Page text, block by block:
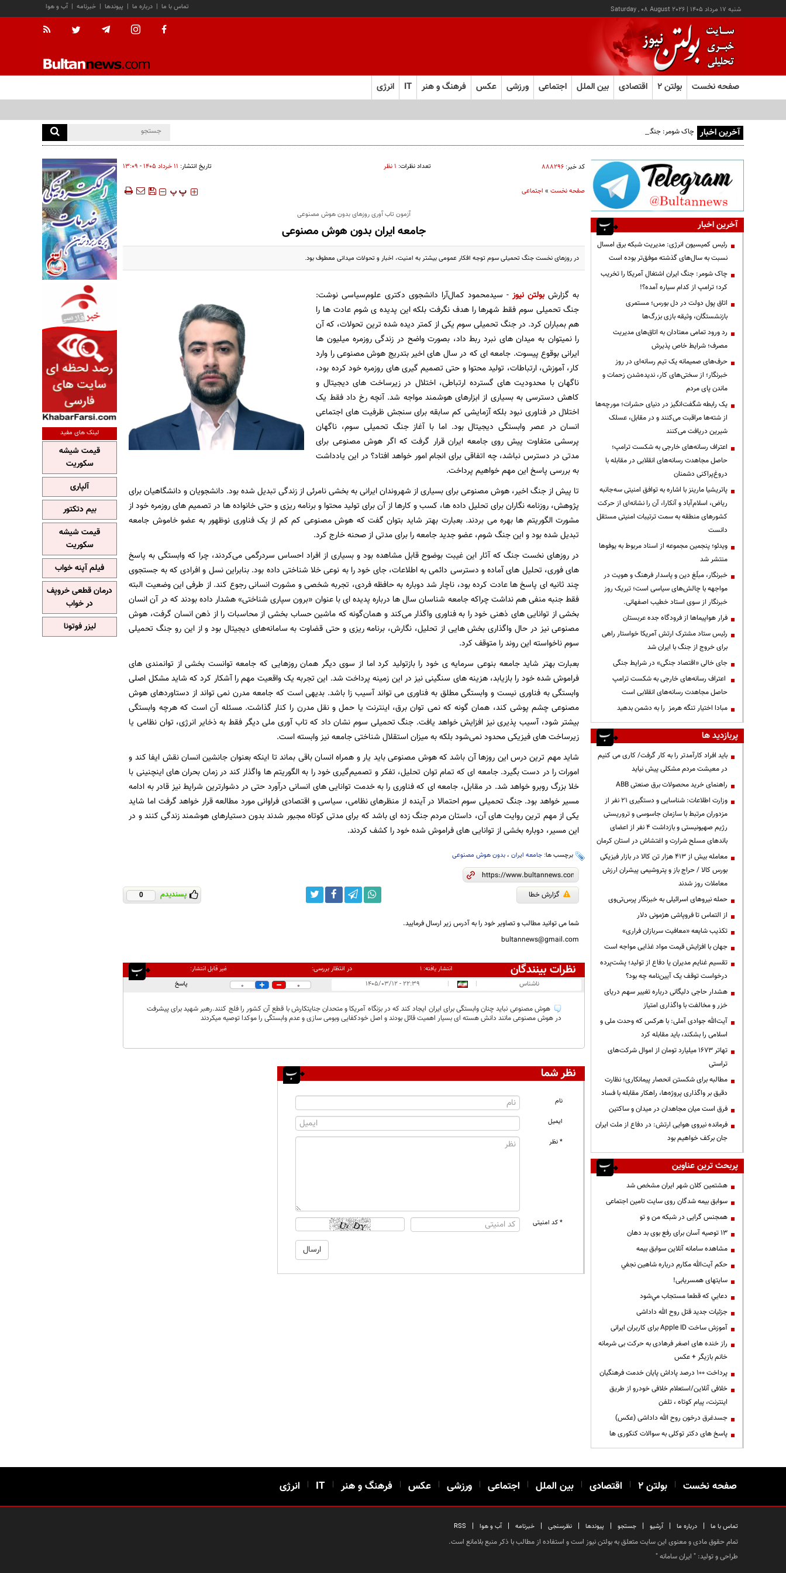
شنبه ۱۷ مرداد ۱۴۰۵ |
Saturday , 08 August 2026 آب و هوا | خبرنامه | پیوندها | درباره ما | تماس با ما
صفحه نخست بولتن ۲ اقتصادی بین الملل اجتماعی ورزشی عکس فرهنگ و هنر IT انرژی
آخرین اخبار چاک شومر: جنگ ایران اشتغال آمریکا را تخریب کرد؛ ترامپ از کدام سیاره آمده؟!
کد خبر: ۸۸۸۲۹۶ تعداد نظرات: ۱ نظر تاریخ انتشار: ۱۱ خرداد ۱۴۰۵ - ۱۳:۰۹
صفحه نخست» اجتماعی ‍‍‍ پ پ
آزمون تاب ‌آوری روزهای بدون ‌هوش مصنوعی
جامعه ایران بدون هوش مصنوعی
در روزهای نخست جنگ تحمیلی سوم توجه افکار عمومی بیشتر به امنیت، اخبار و تحولات میدانی معطوف بود.
به گزارش بولتن نیوز- سیدمحمود کمال‌آرا دانشجوی دکتری علوم‌سیاسی نوشت:
جنگ تحمیلی سوم فقط شهرها را هدف نگرفت بلکه این پدیده ی شوم عادت ‌ها را
هم بمباران کرد. در جنگ تحمیلی سوم یکی از کمتر دیده ‌شده ‌ترین تحولات، که آن
را نمیتوان به میدان ‌های نبرد ربط داد، بصورت واضح در زندگی روزمره میلیون ‌ها
ایرانی بوقوع پیسوت. جامعه ‌ای که در سال ‌های اخیر بتدریج هوش مصنوعی را وارد
کار، آموزش، ارتباطات، تولید محتوا و حتی تصمیم‌ گیری ‌های روزمره خود کرده بود،
ناگهان با محدودیت‌ های گسترده ارتباطی، اختلال در زیرساخت‌ های دیجیتال و
کاهش دسترسی به بسیاری از ابزارهای هوشمند مواجه شد. آنچه رخ داد فقط یک
اختلال در فناوری نبود بلکه آزمایشی کم‌ سابقه برای سنجش ظرفیت ‌های اجتماعی
انسان در عصر وابستگی دیجیتال بود. اما با آغاز جنگ تحمیلی سوم، ناگهان
پرسشی متفاوت پیش روی جامعه ایران قرار گرفت که اگر هوش مصنوعی برای
مدتی در دسترس نباشد، چه اتفاقی برای انجام امور خواهد افتاد؟ در این یادداشت
به بررسی پاسخ این مهم خواهیم پرداخت.
تا پیش از جنگ اخیر، هوش مصنوعی برای بسیاری از شهروندان ایرانی به بخشی نامرئی از زندگی تبدیل شده بود. دانشجویان و دانشگاهیان برای
پژوهش، روزنامه ‌نگاران برای تحلیل داده‌ ها، کسب‌ و کارها از آن برای تولید محتوا و برنامه ‌ریزی و حتی خانواده ‌ها در تصمیم ‌های روزمره خود از
مشورت الگوریتم‌ ها بهره می ‌بردند. بعبارت بهتر شاید بتوان گفت که هوش مصنوعی کم کم از یک فناوری نوظهور به عضو خاموش جامعه
تبدیل شده بود و این جنگ شوم، عضو جدید جامعه را برای مدتی از صحنه خارج کرد.
در روزهای نخست جنگ که آثار این غیبت بوضوح قابل مشاهده بود و بسیاری از افراد احساس سردرگمی می‌کردند، چرا که وابستگی به پاسخ‌
های فوری، تحلیل ‌های آماده و دسترسی دائمی به اطلاعات، جای خود را به نوعی خلا شناختی داده بود. بنابراین نسل و افرادی که به جستجوی
چند ثانیه ‌ای پاسخ ‌ها عادت کرده بود، ناچار شد دوباره به حافظه فردی، تجربه شخصی و مشورت انسانی رجوع کند. از طرفی این وضعیت البته
فقط جنبه منفی هم نداشت چراکه جامعه ‌شناسان سال ‌ها درباره پدیده‌ ای با عنوان «برون‌ سپاری شناختی» هشدار داده بودند که در آن انسان
بخشی از توانایی‌ های ذهنی خود را به فناوری واگذار می‌کند و همان‌گونه که ماشین‌ حساب بخشی از محاسبات را از ذهن انسان گرفت، هوش
مصنوعی نیز در حال واگذاری بخش ‌هایی از تحلیل، نگارش، برنامه ‌ریزی و حتی قضاوت به سامانه‌های دیجیتال بود و از این رو جنگ تحمیلی
سوم ناخواسته این روند را متوقف کرد.
بعبارت بهتر شاید جامعه بنوعی سرمایه ی خود را بازتولید کرد اما از سوی دیگر همان روزهایی که جامعه توانست بخشی از توانمندی ‌های
فراموش ‌شده خود را بازیابد، هزینه ‌های سنگینی نیز در این زمینه پرداخت شد. این تجربه یک واقعیت مهم را آشکار کرد که شاید مشکل اصلی
وابستگی به فناوری نیست و وابستگی مطلق به فناوری می تواند آسیب زا باشد. بدیهی است که جامعه مدرن نمی ‌تواند از دستاوردهای هوش
مصنوعی چشم ‌پوشی کند، همان‌ گونه که نمی ‌توان برق، اینترنت یا حمل‌ و نقل مدرن را کنار گذاشت. مسئله آن است که هرچه وابستگی
بیشتر شود، آسیب ‌پذیری نیز افزایش خواهد یافت. جنگ تحمیلی سوم نشان داد که تاب ‌آوری ملی دیگر فقط به ذخایر انرژی، توان نظامی یا
زیرساخت‌ های فیزیکی محدود نمی‌شود بلکه به میزان استقلال شناختی جامعه نیز وابسته است.
شاید مهم‌ ترین درس این روزها آن باشد که هوش مصنوعی باید یار و همراه انسان باقی بماند تا اینکه بعنوان جانشین انسان نقش ایفا کند و
امورات را در دست بگیرد. جامعه ‌ای که تمام توان تحلیل، تفکر و تصمیم‌گیری خود را به الگوریتم ‌ها واگذار کند در زمان بحران های اینچنینی با
خلا بزرگ روبرو خواهد شد. در مقابل، جامعه‌ ای که فناوری را به خدمت توانایی‌ های انسانی درآورد حتی در دشوارترین شرایط نیز قادر به ادامه
مسیر خواهد بود. جنگ تحمیلی سوم احتمالا در آینده از منظرهای نظامی، سیاسی و اقتصادی فراوانی مورد مطالعه قرار خواهد گرفت اما شاید
یکی از مهم‌ ترین روایت‌ های آن، داستان مردم جنگ زده ای باشد که برای مدتی کوتاه مجبور شدند بدون دستیارهای هوشمند زندگی کنند و در
این مسیر، دوباره بخشی از توانایی‌ های فراموش ‌شده خود را کشف کردند.
برچسب ها: جامعه ایران، بدون هوش مصنوعی
گزارش خطا پسندیدم 0
شما می توانید مطالب و تصاویر خود را به آدرس زیر ارسال فرمایید.
bultannews@gmail.com
نظرات بینندگان انتشار یافته:۱ در انتظار بررسی: غیر قابل انتشار:
ناشناس |
| ۲۲:۳۹ - ۱۴۰۵/۰۳/۱۲ 0
0 پاسخ
هوش مصنوعی نباید چنان وابستگی برای ایران ایجاد کند که در بزنگاه آمریکا و متحدان جنایتکارش با قطع آن کشور را فلج کنند.رهبر شهید برای پیشرفت
در هوش مصنوعی مانند دانش هسته ای بسیار اهمیت قائل بودند و اصل خودکفایی وبومی سازی و عدم وابستگی را موکدا توصیه میکردند
نظر شما
نام
ایمیل
* نظر
* کد امنیتی
آخرین اخبار
رئیس کمیسیون انرژی: مدیریت شبکه برق امسال
نسبت به سال‌های گذشته موفق‌تر بوده است
چاک شومر: جنگ ایران اشتغال آمریکا را تخریب
کرد؛ ترامپ از کدام سیاره آمده؟!
اتاق پول دولت در دل بورس؛ مستمری
بازنشستگان، وثیقه بازی بزرگ‌ها
رد ورود تمامی معتادان به اتاق‌های مدیریت
مصرف؛ شرایط خاص پذیرش
حرف‌های صمیمانه یک تیم رسانه‌ای در روز
خبرنگار؛ از سختی‌های کار، ندیده‌شدن زحمات و
ماندن پای مردم
یک رابطه شگفت‌انگیز در دنیای حشرات؛ مورچه‌ها
از شته‌ها مراقبت می‌کنند و در مقابل، عسلک
شیرین دریافت می‌کنند
اعتراف رسانه‌های خارجی به شکست ترامپ؛
حاصل مجاهدت رسانه‌های انقلابی در مقابله با
دروغ‌پراکنی دشمنان
پاتریشیا مارینز با اشاره به توافق امنیتی سه‌جانبه
ریاض، اسلام‌آباد و آنکارا، آن را نشانه‌ای از حرکت
کشورهای منطقه به سمت ترتیبات امنیتی مستقل
دانست
ویدئو؛ پنجمین مجموعه از اسناد مربوط به یوفوها
منتشر شد
خبرنگار، مبلّغ دین و پاسدار فرهنگ و هویت در
مواجهه با چالش‌های سیاسی است؛ تبریک روز
خبرنگار از سوی استاد خطیب اصفهانی.
فرار هواپیماها از فرودگاه جده عربستان
رئیس ستاد مشترک ارتش آمریکا خواستار راهی
برای خروج از جنگ با ایران شد
جای خالی «اقتصاد جنگی» در شرایط جنگی
اعتراف رسانه‌های خارجی به شکست ترامپ
حاصل مجاهدت رسانه‌های انقلابی است
مبادا اختیار تنگه هرمز را به دشمن بدهید
پربازدید ها
باید افراد کارآمدتر را به کار گرفت/ کاری می کنیم
در معیشت مردم مشکلی پیش نیاید
راهنمای خرید محصولات برق صنعتی ABB
وزارت اطلاعات: شناسایی و دستگیری ۲۱ نفر از
مزدوران مرتبط با سازمان جاسوسی و تروریستی
رژیم صهیونیستی و بازداشت ۴ نفر از اعضای
باندهای مسلح شرارت و اغتشاش در استان کرمان
معامله بیش از ۴۱۳ هزار تن کالا در بازار فیزیکی
بورس کالا / حراج باز و پتروشیمی پیشران ارزش
معاملات روز شدند
حمله نیروهای اسرائیلی به خبرنگار پرس‌تی‌وی
از التماس تا فروپاشی هژمونی دلار
تکذیب شایعه «معافیت سربازان فراری»
جهان با افزایش قیمت مواد غذایی مواجه است
تقسیم غنایم مدیران یا دفاع از تولید؛ پشت‌پرده
درخواست توقف یک آیین‌نامه چه بود؟
هشدار حاجی دلیگانی درباره تغییر سهم دریای
خزر و مخالفت با واگذاری امتیاز
آیت‌الله جوادی آملی: با هرکس که وحدت ملی و
اسلامی را بشکند، باید مقابله کرد
تهاتر ۱۶۷۳ میلیارد تومان از اموال شرکت‌های
تراستی
مطالبه برای شکستن انحصار پیمانکاری؛ نظارت
دقیق بر واگذاری پروژه‌ها، راهکار مقابله با فساد
فرق است میان مجاهدان در میدان و ساکتین
فرمانده نیروی هوایی ارتش: در دفاع از ملت ایران
جان برکف خواهیم بود
پربحث ترین عناوین
هشتمین کلان شهر ایران مشخص شد
سوابق بیمه شدگان روی سایت تامین اجتماعی
همجنس گرایی در شبکه من و تو
13 توصیه آسان برای رفع بوی بد دهان
مشاهده سامانه آنلاين سوابق بیمه
حكم آيت‌الله مكارم درباره شاهين نجفي
سایتهای همسریابی!
دعايي كه قطعا مستجاب مي‌شود
جزئیات جدید قتل روح الله داداشی
آموزش ساخت Apple ID برای کاربران ایرانی
راز خنده های اصغر فرهادی به حرکت بی شرمانه
خانم بازیگر + عکس
پرداخت ۱۰۰ درصد پاداش پایان خدمت فرهنگیان
خلافی آنلاین/استعلام خلافی خودرو از طریق
اینترنت، پیام کوتاه ، تلفن
جسدغرق درخون روح الله داداشی (عکس)
پاسخ های دکتر توکلی به سوالات کنکوری ها
لینک های مفید
قیمت شیشه
سکوریت
آلپاری
بیم دتکتور
قیمت شیشه
سکوریت
فیلم آپنه خواب
درمان قطعی خروپف
در خواب
لیزر فوتونا
صفحه نخست | بولتن ۲ | اقتصادی | بین الملل | اجتماعی | ورزشی | عکس | فرهنگ و هنر |
IT
| انرژی
تماس با ما | درباره ما | آرشیو | جستجو | پیوندها | نظرسنجی | خبرنامه | آب و هوا |
RSS
تمام حقوق مادی و معنوی این سایت متعلق به بولتن نیوز است و استفاده از مطالب با ذکر منبع بلامانع است.
طراحی و تولید: " ایران سامانه"